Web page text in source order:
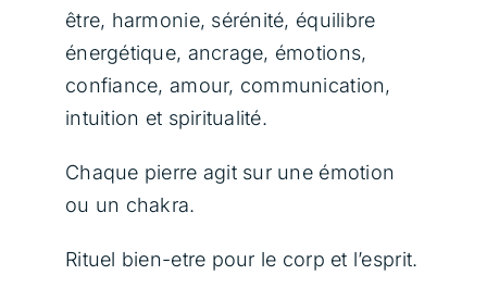
être, harmonie, sérénité, équilibre
énergétique, ancrage, émotions,
confiance, amour, communication,
intuition et spiritualité.
Chaque pierre agit sur une émotion
ou un chakra.
Rituel bien-etre pour le corp et l’esprit.